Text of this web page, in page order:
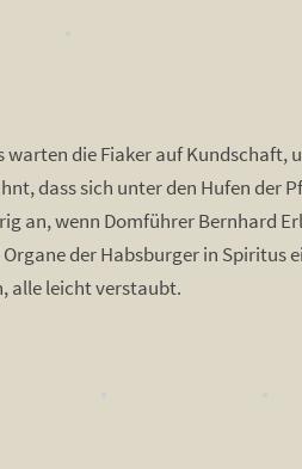
die Fiaker auf Kundschaft,
dass sich unter den Hufen der
an, wenn Domführer Bernhard
der Habsburger in Spiritus
alle leicht verstaubt.